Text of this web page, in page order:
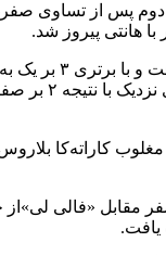
پس از تساوی صفر-
هانتی پیروز شد.
نماینده کاراته کشورمان در وزن
این مرحله نیز با «استیون
فاطمه چالاکی دیگر نماینده کاراته کشورمان در مسابقات جهانی در گام نخست
بهمن عسگری ابتدا در گام نخست با نتیجه ۳ بر یک از سد